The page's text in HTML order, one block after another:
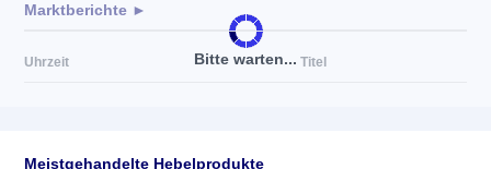
Bitte warten...
Marktberichte ►
Uhrzeit Titel
Meistgehandelte Hebelprodukte